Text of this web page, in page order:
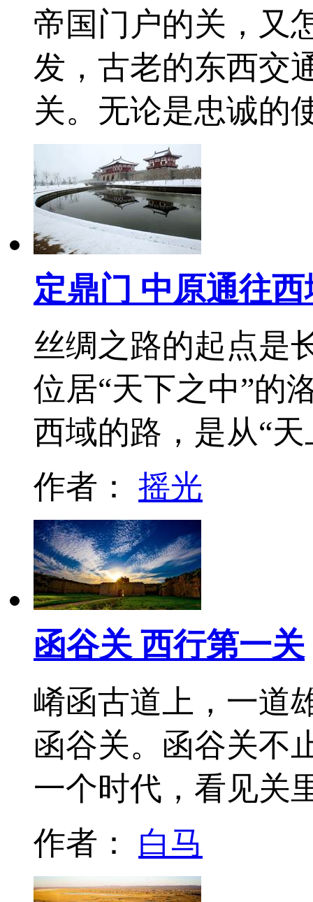
帝国门户的关，又
发，古老的东西交
关。无论是忠诚
定鼎门 中原通往
丝绸之路的起点是
位居“天下之中”的
西域的路，是从“
作者： 摇光
函谷关 西行第一关
崤函古道上，一道
函谷关。函谷关不
一个时代，看见关
作者： 白马